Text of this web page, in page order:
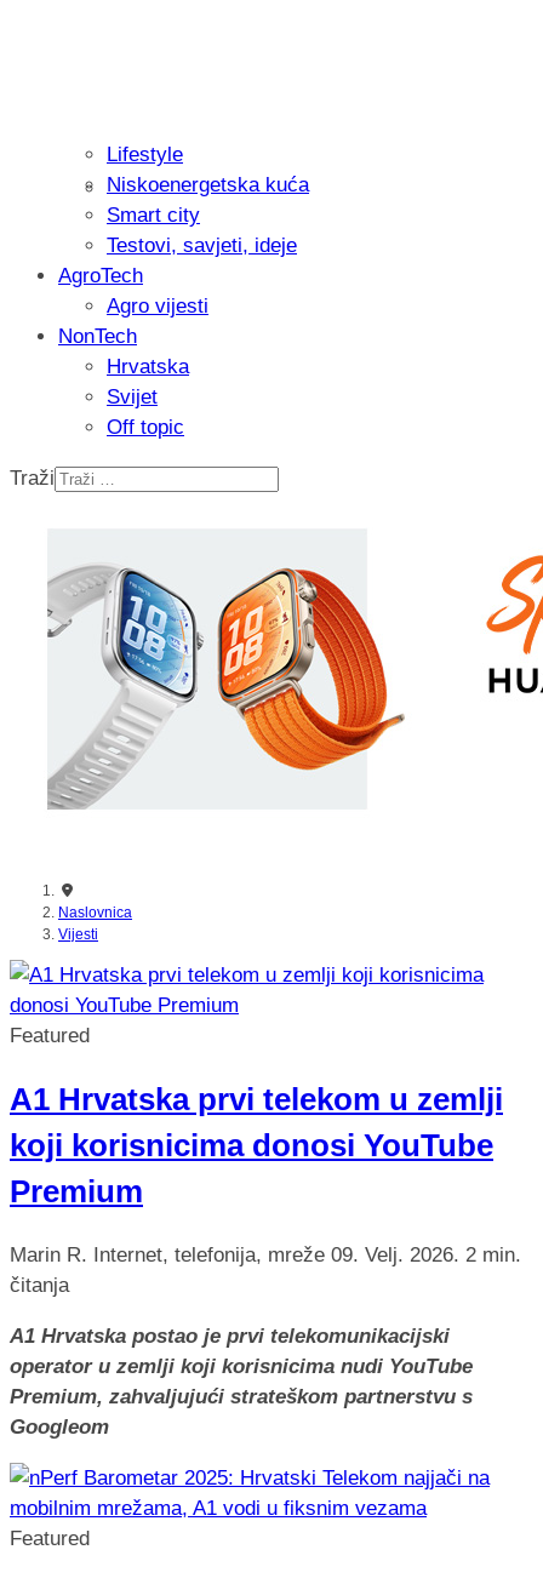
Isprobali smo: Thermostar
Lifestyle
Niskoenergetska kuća
Smart city
Testovi, savjeti, ideje
AgroTech
Agro vijesti
NonTech
Hrvatska
Svijet
Off topic
Traži
Naslovnica
Vijesti
Featured
A1 Hrvatska prvi telekom u zemlji
koji korisnicima donosi YouTube
Premium
Marin R. Internet, telefonija, mreže 09. Velj. 2026. 2 min.
čitanja
A1 Hrvatska postao je prvi telekomunikacijski
operator u zemlji koji korisnicima nudi YouTube
Premium, zahvaljujući strateškom partnerstvu s
Googleom
Featured